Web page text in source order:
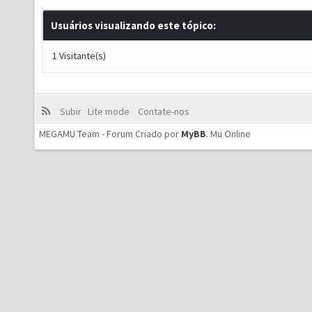
Usuários visualizando este tópico:
1 Visitante(s)
Subir Lite mode
Contate-nos
MEGAMU Team - Forum Criado por MyBB. Mu Online